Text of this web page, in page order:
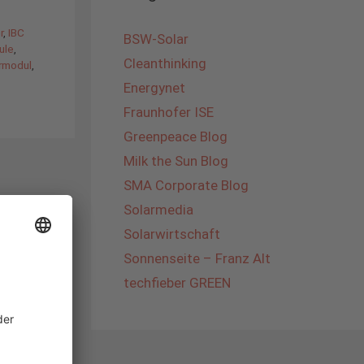
, IBC
BSW-Solar
Cleanthinking
Energynet
Fraunhofer ISE
Greenpeace Blog
Milk the Sun Blog
SMA Corporate Blog
Solarmedia
Solarwirtschaft
Sonnenseite – Franz Alt
techfieber GREEN